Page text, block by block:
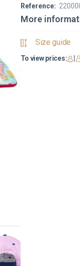
Reference:
More
Size guide
To view prices: